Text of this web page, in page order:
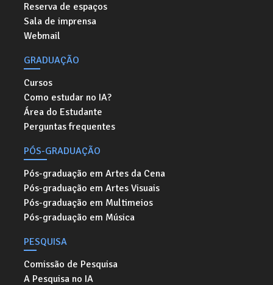
Reserva de espaços
Sala de imprensa
Webmail
GRADUAÇÃO
Cursos
Como estudar no IA?
Área do Estudante
Perguntas frequentes
PÓS-GRADUAÇÃO
Pós-graduação em Artes da Cena
Pós-graduação em Artes Visuais
Pós-graduação em Multimeios
Pós-graduação em Música
PESQUISA
Comissão de Pesquisa
A Pesquisa no IA